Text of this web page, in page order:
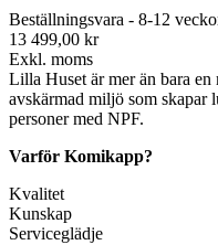
Beställningsvara - 8-12
13 499,00 kr
Exkl. moms
Lilla Huset är mer än bara
avskärmad miljö som skapar
personer med NPF.
Varför Komikapp?
Kvalitet
Kunskap
Serviceglädje